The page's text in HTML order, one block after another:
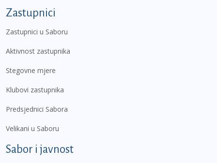
Zastupnici
Zastupnici u Saboru
Aktivnost zastupnika
Stegovne mjere
Klubovi zastupnika
Predsjednici Sabora
Velikani u Saboru
Sabor i javnost